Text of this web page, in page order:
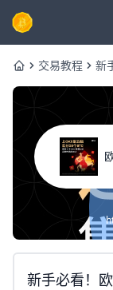
Home交易教程 新
新手必看！